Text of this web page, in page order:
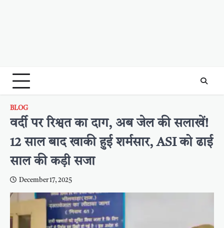
BLOG
वर्दी पर रिश्वत का दाग, अब जेल की सलाखें!
12 साल बाद खाकी हुई शर्मसार, ASI को ढाई
साल की कड़ी सजा
December 17, 2025